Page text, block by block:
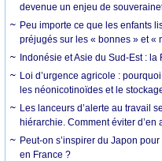
devenue un enjeu de
Peu importe ce que les enfants
préjugés sur les « bonnes » et «
Indonésie et Asie du Sud-Est :
Loi d’urgence agricole :
les néonicotinoïdes et le
Les lanceurs d’alerte au travail
hiérarchie. Comment éviter d’en
Peut-on s’inspirer du Japon
en France ?